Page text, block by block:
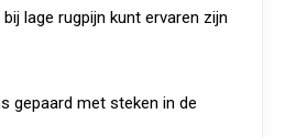
lage rugpijn kunt ervaren zijn
gepaard met steken in de